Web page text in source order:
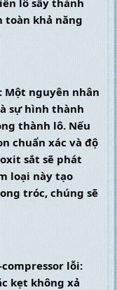
toàn khả năng
Một nguyên nhân
sự hình thành
thành lô. Nếu
chuẩn xác và độ
sắt sẽ phát
loại này tạo
tróc, chúng sẽ
lỗi:
kẹt không xả